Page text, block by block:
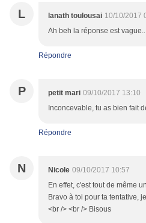
L lanath toulousai 10/10/2017
Ah beh la réponse est
Répondre
P petit mari 09/10/2017 13:10
Inconcevable, tu as bien fait
Répondre
N Nicole 09/10/2017 10:57
En effet, c'est tout de même
Bravo à toi pour ta tentative,
<br /> <br /> Bisous